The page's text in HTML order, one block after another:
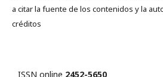
a citar la fuente de los contenidos y la
créditos
ISSN online 2452-5650